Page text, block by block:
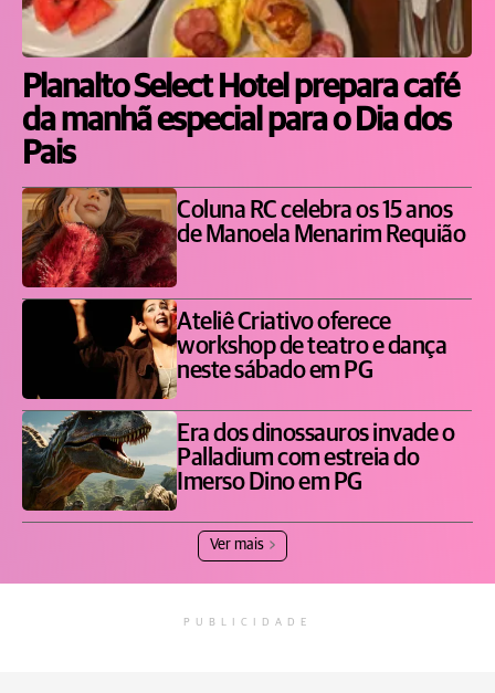
Planalto Select Hotel prepara café
da manhã especial para o Dia dos
Pais
Coluna RC celebra os 15 anos
de Manoela Menarim Requião
Ateliê Criativo oferece
workshop de teatro e dança
neste sábado em PG
Era dos dinossauros invade o
Palladium com estreia do
Imerso Dino em PG
Ver mais
PUBLICIDADE